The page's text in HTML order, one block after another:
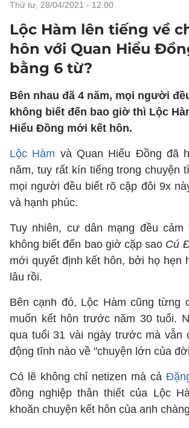
thứ tư, 28/04/2021 - 12:00
Lộc Hàm lên tiếng về
hôn với Quan Hiểu
bằng 6 từ?
Bên nhau đã 4 năm, mọi người
không biết đến bao giờ thì Lộc
Hiểu Đồng mới kết hôn.
Lộc Hàm và Quan Hiểu Đồng đã
năm, tuy rất kín tiếng trong chuyện
mọi người đều biết rõ cặp đôi 9x
và hạnh phúc.
Tuy nhiên, cư dân mạng đều cảm
không biết đến bao giờ cặp sao Cú
mới quyết định kết hôn, bởi họ hẹn
lâu rồi.
Bên cạnh đó, Lộc Hàm cũng từng
muốn kết hôn trước năm 30 tuổi.
qua tuổi 31 vài ngày trước mà vẫn
động tĩnh nào về "chuyện lớn của
Có lẽ không chỉ netizen mà cả
đồng nghiệp thân thiết của Lộc
khoăn chuyện kết hôn của anh